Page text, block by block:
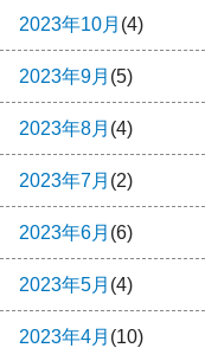
2023年10月 (4)
2023年9月 (5)
2023年8月 (4)
2023年7月 (2)
2023年6月 (6)
2023年5月 (4)
2023年4月 (10)